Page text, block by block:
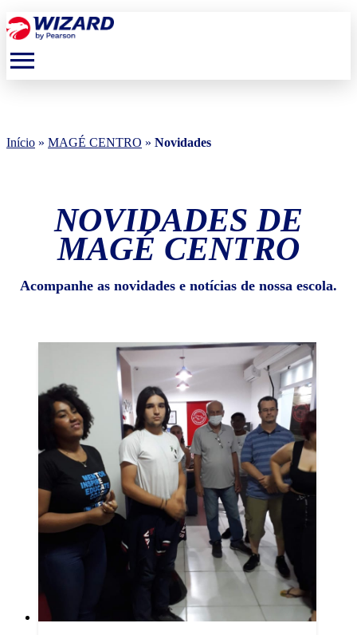
menu
Início » MAGÉ CENTRO » Novidades
NOVIDADES DE
MAGÉ CENTRO
Acompanhe as novidades e notícias de nossa escola.